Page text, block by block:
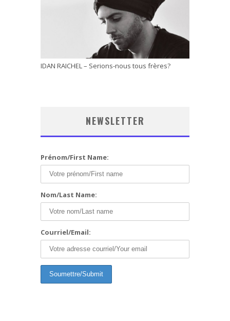
IDAN RAICHEL – Serions-nous tous frères?
NEWSLETTER
Prénom/First Name:
Nom/Last Name:
Courriel/Email: